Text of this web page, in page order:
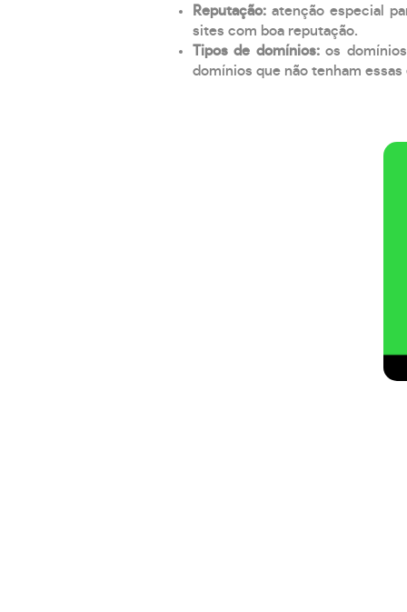
Reputação: atenção especial
sites com boa reputação.
Tipos de domínios:os
domínios que não tenham